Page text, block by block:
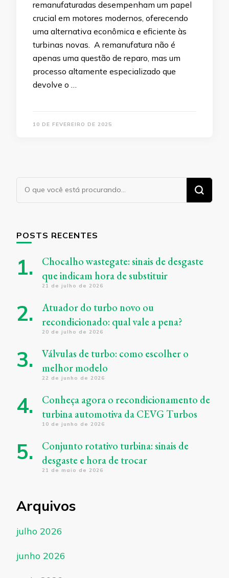
remanufaturadas desempenham um papel
crucial em motores modernos, oferecendo
uma alternativa econômica e eficiente às
turbinas novas. A remanufatura não é
apenas uma questão de reparo, mas um
processo altamente especializado que
devolve o …
10 DE FEVEREIRO DE 2025
Procurando
algo?
POSTS RECENTES
Chocalho wastegate: sinais de desgaste
que indicam hora de substituir
21 de julho de 2026
Atuador do turbo novo ou
recondicionado: qual vale a pena?
20 de julho de 2026
Válvulas de turbo: como escolher o
melhor modelo
22 de junho de 2026
Conheça agora o recondicionamento de
turbina automotiva da CEVG Turbos
10 de junho de 2026
Conjunto rotativo turbina: sinais de
desgaste e hora de trocar
21 de maio de 2026
Arquivos
julho 2026
junho 2026